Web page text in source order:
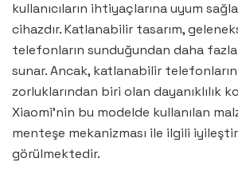
kullanıcıların ihtiyaçlarına uyum
cihazdır. Katlanabilir tasarım,
telefonların sunduğundan daha
sunar. Ancak, katlanabilir
zorluklarından biri olan dayanıklılık
Xiaomi’nin bu modelde kullanılan
menteşe mekanizması ile ilgili
görülmektedir.